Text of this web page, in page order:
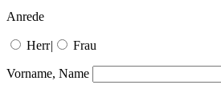
Anrede
Herr| Frau
Vorname, Name